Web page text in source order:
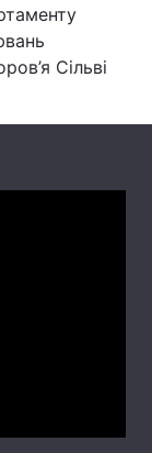
Сільві